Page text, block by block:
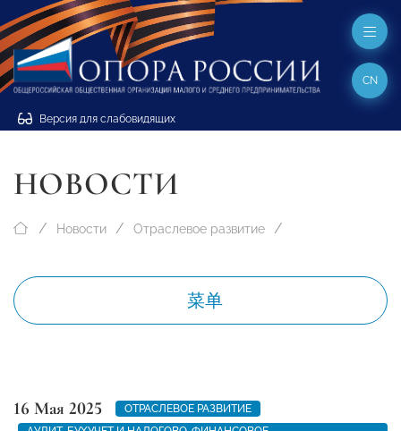
Версия для слабовидящих
CN
НОВОСТИ
Новости Отраслевое развитие
菜单
16 Мая 2025
ОТРАСЛЕВОЕ РАЗВИТИЕ